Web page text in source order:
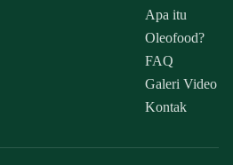
Apa itu
Oleofood?
FAQ
Galeri Video
Kontak